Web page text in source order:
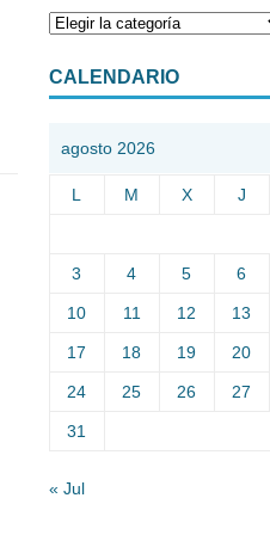
CALENDARIO
agosto 2026
L M X J
3 4 5 6
10 11 12 13
17 18 19 20
24 25 26 27
31
« Jul